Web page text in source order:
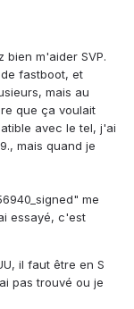
bien m'aider SVP.
fastboot, et
mais au
que ça voulait
avec le tel, j'ai
mais quand je
me
essayé, c'est
il faut être en S
pas trouvé ou je